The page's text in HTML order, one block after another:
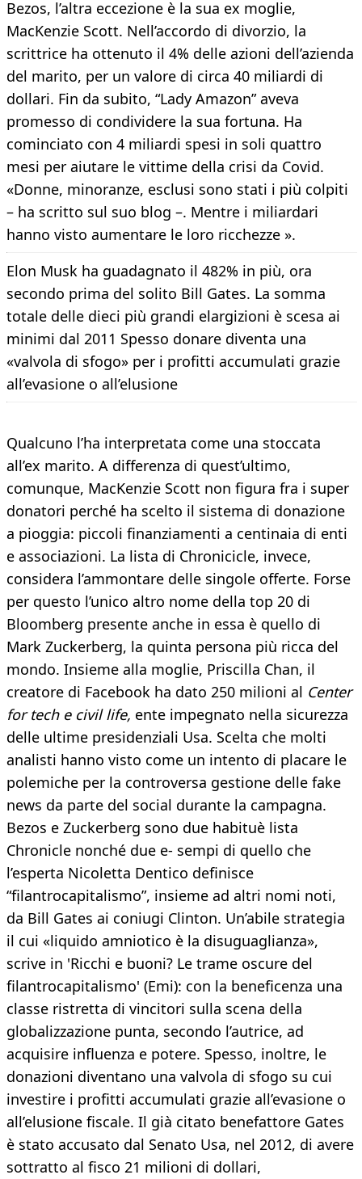
Bezos, l’altra eccezione è la sua ex moglie,
MacKenzie Scott. Nell’accordo di divorzio, la
scrittrice ha ottenuto il 4% delle azioni dell’azienda
del marito, per un valore di circa 40 miliardi di
dollari. Fin da subito, “Lady Amazon” aveva
promesso di condividere la sua fortuna. Ha
cominciato con 4 miliardi spesi in soli quattro
mesi per aiutare le vittime della crisi da Covid.
«Donne, minoranze, esclusi sono stati i più colpiti
– ha scritto sul suo blog –. Mentre i miliardari
hanno visto aumentare le loro ricchezze ».
Elon Musk ha guadagnato il 482% in più, ora
secondo prima del solito Bill Gates. La somma
totale delle dieci più grandi elargizioni è scesa ai
minimi dal 2011 Spesso donare diventa una
«valvola di sfogo» per i profitti accumulati grazie
all’evasione o all’elusione
Qualcuno l’ha interpretata come una stoccata
all’ex marito. A differenza di quest’ultimo,
comunque, MacKenzie Scott non figura fra i super
donatori perché ha scelto il sistema di donazione
a pioggia: piccoli finanziamenti a centinaia di enti
e associazioni. La lista di Chronicicle, invece,
considera l’ammontare delle singole offerte. Forse
per questo l’unico altro nome della top 20 di
Bloomberg presente anche in essa è quello di
Mark Zuckerberg, la quinta persona più ricca del
mondo. Insieme alla moglie, Priscilla Chan, il
creatore di Facebook ha dato 250 milioni al Center
for tech e civil life, ente impegnato nella sicurezza
delle ultime presidenziali Usa. Scelta che molti
analisti hanno visto come un intento di placare le
polemiche per la controversa gestione delle fake
news da parte del social durante la campagna.
Bezos e Zuckerberg sono due habituè lista
Chronicle nonché due e- sempi di quello che
l’esperta Nicoletta Dentico definisce
“filantrocapitalismo”, insieme ad altri nomi noti,
da Bill Gates ai coniugi Clinton. Un’abile strategia
il cui «liquido amniotico è la disuguaglianza»,
scrive in 'Ricchi e buoni? Le trame oscure del
filantrocapitalismo' (Emi): con la beneficenza una
classe ristretta di vincitori sulla scena della
globalizzazione punta, secondo l’autrice, ad
acquisire influenza e potere. Spesso, inoltre, le
donazioni diventano una valvola di sfogo su cui
investire i profitti accumulati grazie all’evasione o
all’elusione fiscale. Il già citato benefattore Gates
è stato accusato dal Senato Usa, nel 2012, di avere
sottratto al fisco 21 milioni di dollari,